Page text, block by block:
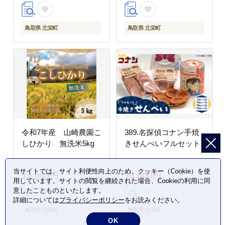
※2026年7月中旬～
2027年2月下旬頃に順
次発送予定
鳥取県 北栄町 鳥取県 北栄町
令和7年産 山崎農園こ
しひかり 無洗米5kg
14,000円
389.名探偵コナン手焼
きせんべいフルセット
14,000円
当サイトでは、サイト利便性向上のため、クッキー（Cookie）を使
用しています。サイトの閲覧を継続された場合、Cookieの利用に同
意したことものといたします。
詳細についてはプライバシーポリシーをお読みください。
OK